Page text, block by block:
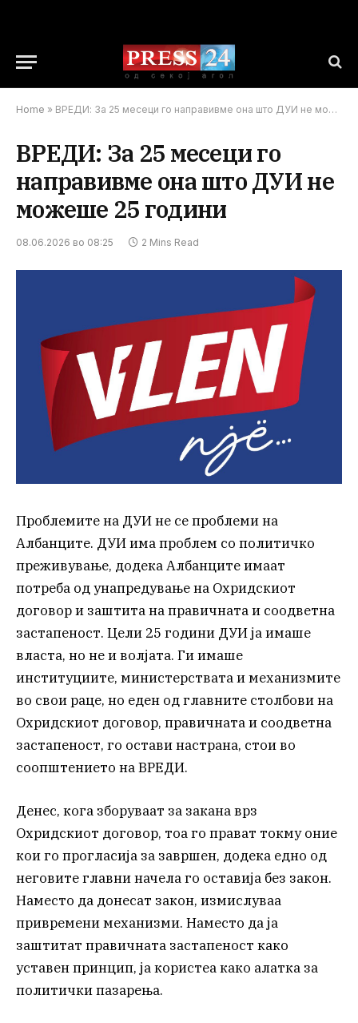
Home » ВРЕДИ: За 25 месеци го направивме она што ДУИ не можеше 25 години
ВРЕДИ: За 25 месеци го
направивме она што ДУИ не
можеше 25 години
08.06.2026 во 08:25 2 Mins Read
Проблемите на ДУИ не се проблеми на
Албанците. ДУИ има проблем со политичко
преживување, додека Албанците имаат
потреба од унапредување на Охридскиот
договор и заштита на правичната и соодветна
застапеност. Цели 25 години ДУИ ја имаше
власта, но не и волјата. Ги имаше
институциите, министерствата и механизмите
во свои раце, но еден од главните столбови на
Охридскиот договор, правичната и соодветна
застапеност, го остави настрана, стои во
соопштението на ВРЕДИ.
Денес, кога зборуваат за закана врз
Охридскиот договор, тоа го прават токму оние
кои го прогласија за завршен, додека едно од
неговите главни начела го оставија без закон.
Наместо да донесат закон, измислуваа
привремени механизми. Наместо да ја
заштитат правичната застапеност како
уставен принцип, ја користеа како алатка за
политички пазарења.